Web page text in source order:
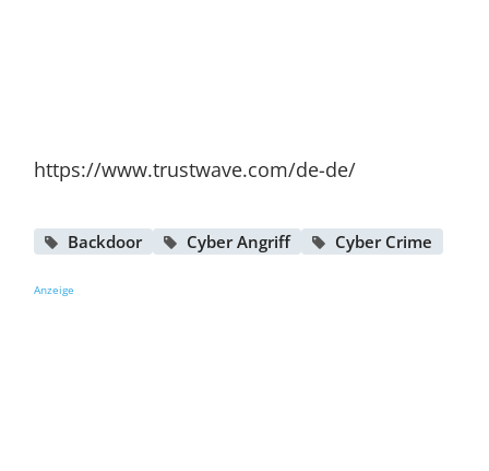
https://www.trustwave.com/de-de/
Backdoor Cyber Angriff Cyber Crime
Anzeige